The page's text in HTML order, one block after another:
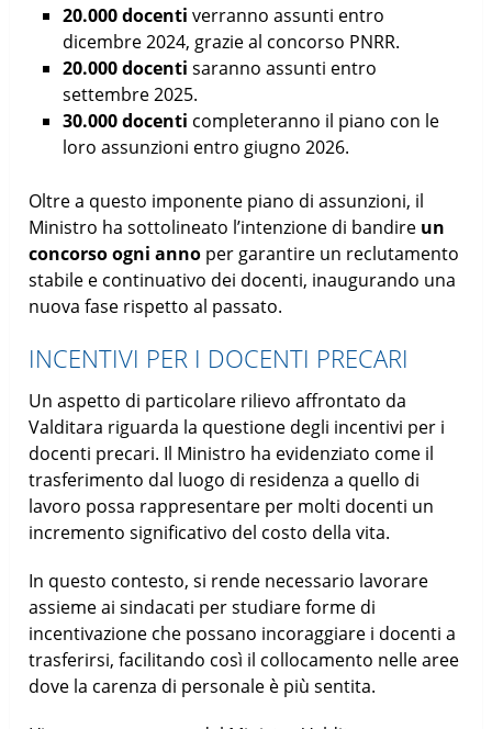
20.000 docenti verranno assunti entro
dicembre 2024, grazie al concorso PNRR.
20.000 docenti saranno assunti entro
settembre 2025.
30.000 docenti completeranno il piano con le
loro assunzioni entro giugno 2026.
Oltre a questo imponente piano di assunzioni, il
Ministro ha sottolineato l’intenzione di bandire un
concorso ogni anno per garantire un reclutamento
stabile e continuativo dei docenti, inaugurando una
nuova fase rispetto al passato.
INCENTIVI PER I DOCENTI PRECARI
Un aspetto di particolare rilievo affrontato da
Valditara riguarda la questione degli incentivi per i
docenti precari. Il Ministro ha evidenziato come il
trasferimento dal luogo di residenza a quello di
lavoro possa rappresentare per molti docenti un
incremento significativo del costo della vita.
In questo contesto, si rende necessario lavorare
assieme ai sindacati per studiare forme di
incentivazione che possano incoraggiare i docenti a
trasferirsi, facilitando così il collocamento nelle aree
dove la carenza di personale è più sentita.